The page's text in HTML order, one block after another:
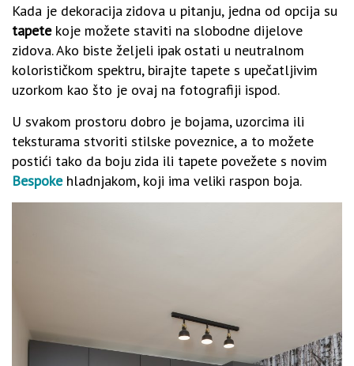
Kada je dekoracija zidova u pitanju, jedna od opcija su
tapetekoje možete staviti na slobodne dijelove
zidova. Ako biste željeli ipak ostati u neutralnom
kolorističkom spektru, birajte tapete s upečatljivim
uzorkom kao što je ovaj na fotografiji ispod.
U svakom prostoru dobro je bojama, uzorcima ili
teksturama stvoriti stilske poveznice, a to možete
postići tako da boju zida ili tapete povežete s novim
Bespokehladnjakom, koji ima veliki raspon boja.